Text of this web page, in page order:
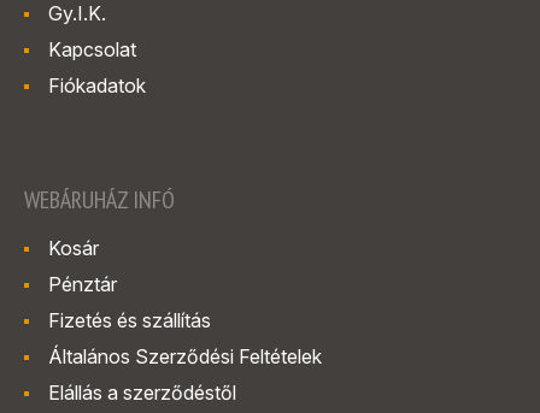
Gy.I.K.
Kapcsolat
Fiókadatok
WEBÁRUHÁZ INFÓ
Kosár
Pénztár
Fizetés és szállítás
Általános Szerződési Feltételek
Elállás a szerződéstől